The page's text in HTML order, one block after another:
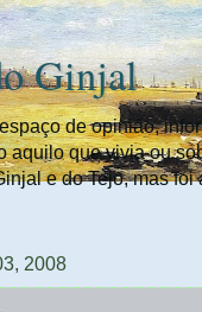
Ginjal
de opinião,
aquilo que vivia ou
e do Tejo, mas foi
2008